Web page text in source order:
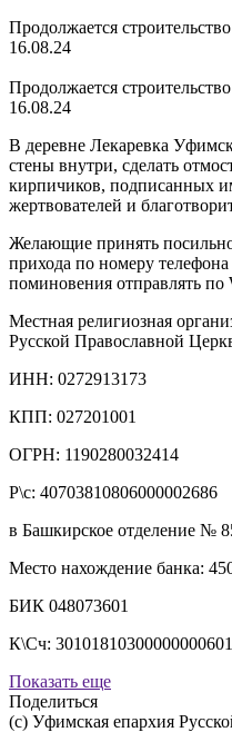
Продолжается
16.08.24
Продолжается
16.08.24
В деревне Лекаревка
стены внутри, сделать
кирпичиков, подписанных
жертвователей и
Желающие принять
прихода по номеру телефона
поминовения отправлять
Местная религиозная
Русской Православной
ИНН: 0272913173
КПП: 027201001
ОГРН: 1190280032414
Р\с: 40703810806000002686
в Башкирское отделение №
Место нахождение банка:
БИК 048073601
К\Сч: 30101810300000000601
Показать еще
Поделиться
(с) Уфимская епархия